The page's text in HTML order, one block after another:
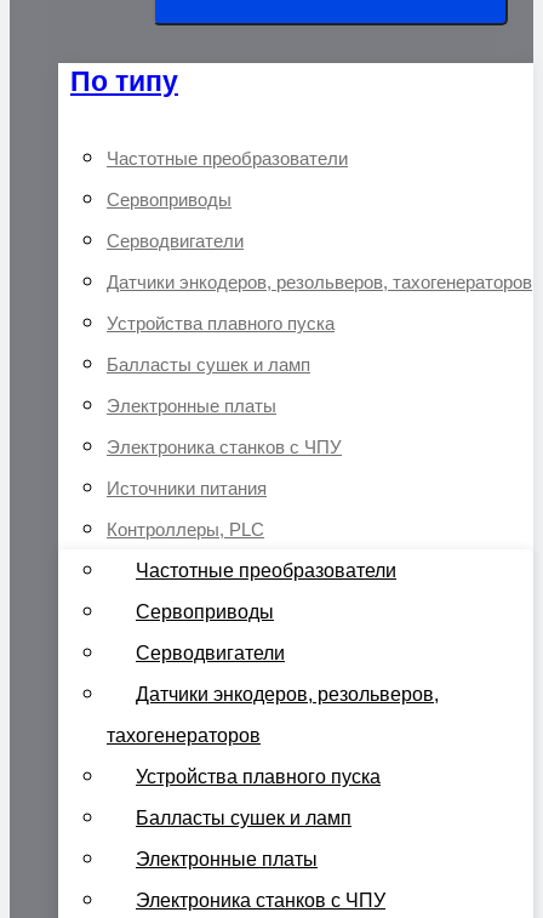
По типу
Частотные преобразователи
Сервоприводы
Серводвигатели
Датчики энкодеров, резольверов, тахогенераторов
Устройства плавного пуска
Балласты сушек и ламп
Электронные платы
Электроника станков с ЧПУ
Источники питания
Контроллеры, PLC
Частотные преобразователи
Сервоприводы
Серводвигатели
Датчики энкодеров, резольверов,
тахогенераторов
Устройства плавного пуска
Балласты сушек и ламп
Электронные платы
Электроника станков с ЧПУ